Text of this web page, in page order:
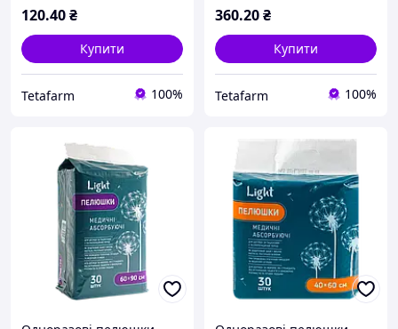
120.40₴
Купити
Tetafarm 100%
360.20₴
Купити
Tetafarm 100%